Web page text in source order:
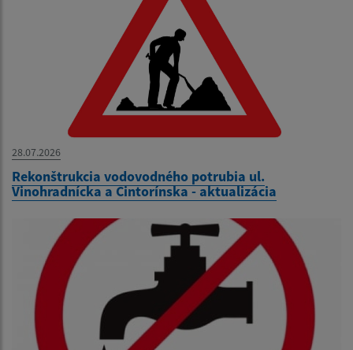
28.07.2026
Rekonštrukcia vodovodného potrubia ul.
Vinohradnícka a Cintorínska - aktualizácia